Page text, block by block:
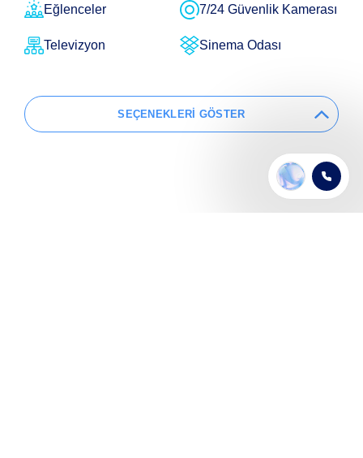
Eğlenceler 7/24 Güvenlik Kamerası
Televizyon Sinema Odası
SEÇENEKLERİ GÖSTER